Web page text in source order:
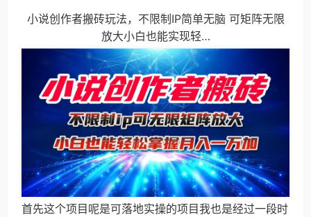
小说创作者搬砖玩法，不限制IP简单无脑 可矩阵无限
放大小白也能实现轻…
首先这个项目呢是可落地实操的项目我也是经过一段时